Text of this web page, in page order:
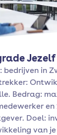
Jezelf
bedrijven in
Bedrag:
Doel:
van